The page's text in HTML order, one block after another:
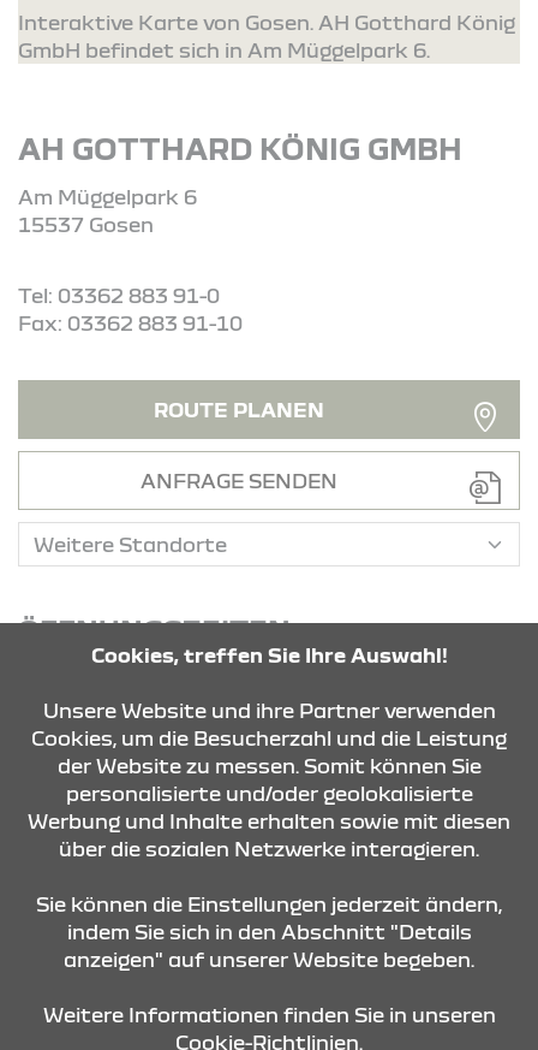
Interaktive Karte von Gosen. AH Gotthard König
GmbH befindet sich in Am Müggelpark 6.
AH GOTTHARD KÖNIG GMBH
Am Müggelpark 6
15537 Gosen
Tel: 03362 883 91-0
Fax: 03362 883 91-10
ROUTE PLANEN
ANFRAGE SENDEN
ÖFFNUNGSZEITEN
Montag - Freitag
09:00 Uhr - 18:30 Uhr
Samstag - Samstag
09:00 Uhr - 14:00 Uhr
Service / Teile & Zubehör
07:00 Uhr - 18:00 Uhr
Cookies, treffen Sie Ihre Auswahl!
Unsere Website und ihre Partner verwenden
Cookies, um die Besucherzahl und die Leistung
der Website zu messen. Somit können Sie
personalisierte und/oder geolokalisierte
Werbung und Inhalte erhalten sowie mit diesen
über die sozialen Netzwerke interagieren.
Sie können die Einstellungen jederzeit ändern,
indem Sie sich in den Abschnitt "Details
anzeigen" auf unserer Website begeben.
Weitere Informationen finden Sie in unseren
Cookie-Richtlinien.